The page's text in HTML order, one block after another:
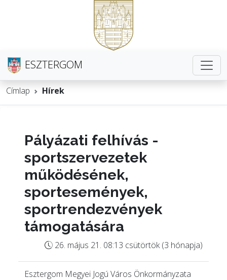
ESZTERGOM
Címlap Hírek
Pályázati felhívás -
sportszervezetek
működésének,
sportesemények,
sportrendezvények
támogatására
26. május 21. 08:13 csütörtök (3 hónapja)
Esztergom Megyei Jogú Város Önkormányzata